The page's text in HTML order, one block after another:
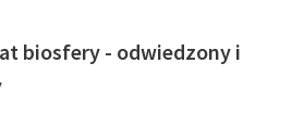
biosfery - odwiedzony i